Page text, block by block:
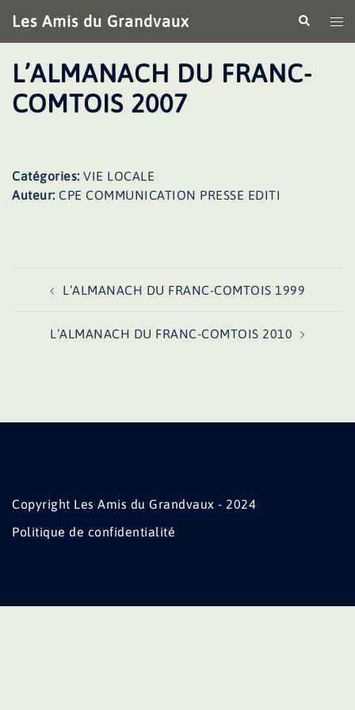
au
contenu
Les Amis du Grandvaux
le
L’ALMANACH DU FRANC-
COMTOIS 2007
Catégories: VIE LOCALE
Auteur: CPE COMMUNICATION PRESSE EDITI
d’articleL’ALMANACH DU FRANC-COMTOIS 1999
L’ALMANACH DU FRANC-COMTOIS 2010
Copyright Les Amis du Grandvaux - 2024
Politique de confidentialité